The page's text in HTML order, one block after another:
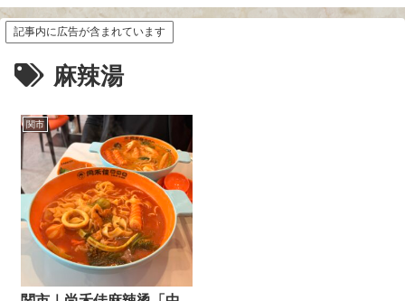
記事内に広告が含まれています
麻辣湯
関市